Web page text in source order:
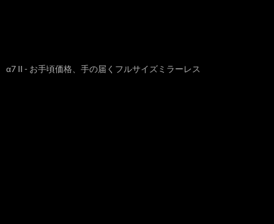
α7 II - お手頃価格、手の届くフルサイズミラーレス